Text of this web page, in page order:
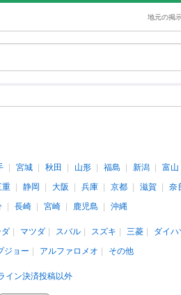
地元の掲
宮城 秋田 山形 福島 新潟 富山
重 静岡 大阪 兵庫 京都 滋賀 奈
長崎 宮崎 鹿児島 沖縄
ダ マツダ スバル スズキ 三菱 ダイハ
ジョー アルファロメオ その他
イン決済投稿以外